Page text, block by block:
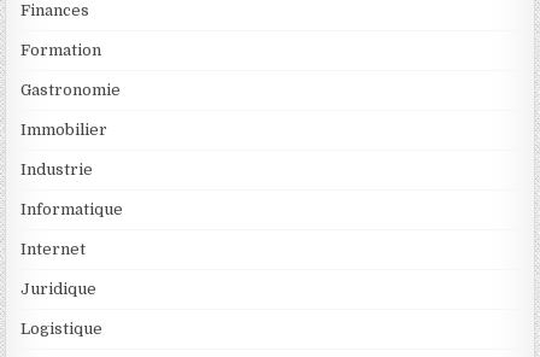
Finances
Formation
Gastronomie
Immobilier
Industrie
Informatique
Internet
Juridique
Logistique